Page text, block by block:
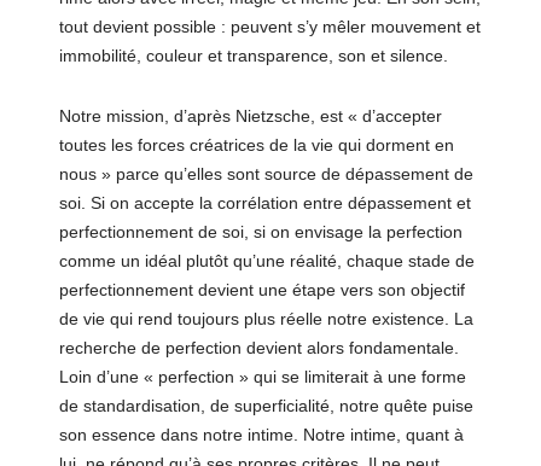
tout devient possible : peuvent s’y mêler mouvement et
immobilité, couleur et transparence, son et silence.
Notre mission, d’après Nietzsche, est « d’accepter
toutes les forces créatrices de la vie qui dorment en
nous » parce qu’elles sont source de dépassement de
soi. Si on accepte la corrélation entre dépassement et
perfectionnement de soi, si on envisage la perfection
comme un idéal plutôt qu’une réalité, chaque stade de
perfectionnement devient une étape vers son objectif
de vie qui rend toujours plus réelle notre existence. La
recherche de perfection devient alors fondamentale.
Loin d’une « perfection » qui se limiterait à une forme
de standardisation, de superficialité, notre quête puise
son essence dans notre intime. Notre intime, quant à